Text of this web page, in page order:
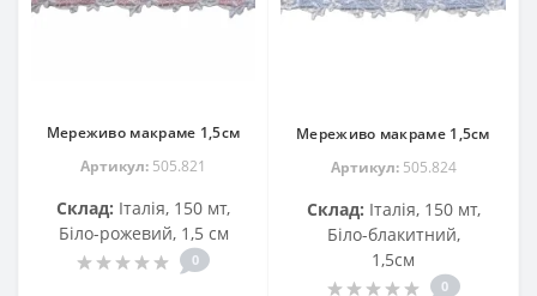
Мереживо макраме 1,5см
Артикул: 505.821
Склад: Італія, 150 мт,
Біло-рожевий, 1,5 см
0
Мереживо макраме 1,5см
Артикул:505.824
Склад: Італія, 150 мт,
Біло-блакитний,
1,5см
0